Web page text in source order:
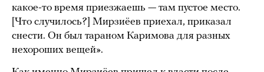
какое-то время приезжаешь — там пустое место.
[Что случилось?] Мирзиёев приехал, приказал
снести. Он был тараном Каримова для разных
нехороших вещей».